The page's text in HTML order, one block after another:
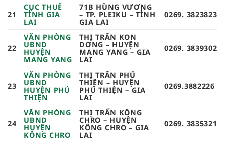
21
CỤC THUẾ
TỈNH GIA
LAI
71B HÙNG VƯƠNG
– TP. PLEIKU – TỈNH
GIA LAI
0269. 3823823
22
VĂN PHÒNG
UBND
HUYỆN
MANG YANG
THỊ TRẤN KON
DƠNG – HUYỆN
MANG YANG – GIA
LAI
0269. 3839302
23
VĂN PHÒNG
UBND
HUYỆN PHÚ
THIỆN
THỊ TRẤN PHÚ
THIỆN – HUYỆN
PHÚ THIỆN – GIA
LAI
0269.3882226
24
VĂN PHÒNG
UBND
HUYỆN
KÔNG CHRO
THỊ TRẤN KÔNG
CHRO – HUYỆN
KÔNG CHRO – GIA
LAI
0269. 3835321